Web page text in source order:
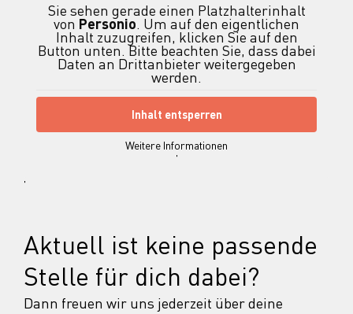
Sie sehen gerade einen Platzhalterinhalt
von Personio. Um auf den eigentlichen
Inhalt zuzugreifen, klicken Sie auf den
Button unten. Bitte beachten Sie, dass dabei
Daten an Drittanbieter weitergegeben
werden.
Inhalt entsperren
Weitere Informationen
'
'
Aktuell ist keine passende
Stelle für dich dabei?
Dann freuen wir uns jederzeit über deine